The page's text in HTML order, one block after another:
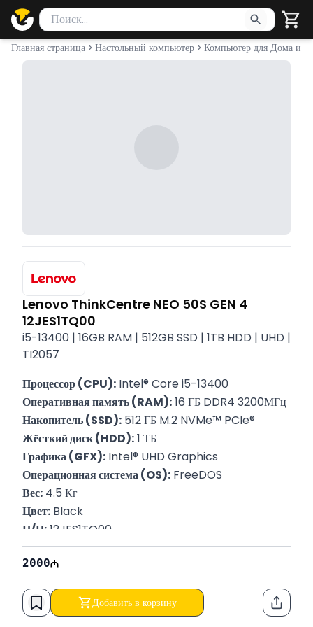
Поиск товаров
Введите минимум 2 символа для поиска. Нажмите Enter
Главная страница Настольный компьютер Компьютер для Дома и
Lenovo ThinkCentre NEO 50S GEN 4
12JES1TQ00
i5-13400 | 16GB RAM | 512GB SSD | 1TB HDD | UHD |
TI2057
Процессор (CPU): Intel® Core i5-13400
Оперативная память (RAM): 16 ГБ DDR4 3200МГц
Накопитель (SSD): 512 ГБ M.2 NVMe™ PCIe®
Жёсткий диск (HDD): 1 ТБ
Графика (GFX): Intel® UHD Graphics
Операционная система (OS): FreeDOS
Вес: 4.5 Кг
Цвет: Black
П/Н: 12JES1TQ00
Гарантия: 12 месяцев
2000
Добавить в корзину